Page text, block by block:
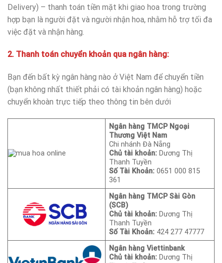
Delivery) – thanh toán tiền mặt khi giao hoa trong trường
hợp bạn là người đặt và người nhận hoa, nhằm hỗ trợ tối đa
việc đặt và nhận hàng.
2. Thanh toán chuyển khoản qua ngân hàng:
Bạn đến bất kỳ ngân hàng nào ở Việt Nam để chuyển tiền
(bạn không nhất thiết phải có tài khoản ngân hàng) hoặc
chuyển khoàn trực tiếp theo thông tin bên dưới
Ngân hàng TMCP Ngoại
Thương Việt Nam
Chi nhánh Đà Nẵng
Chủ tài khoản: Dương Thị
Thanh Tuyền
Số Tài Khoản: 0651 000 815
361
Ngân hàng TMCP Sài Gòn
(SCB)
Chủ tài khoản: Dương Thị
Thanh Tuyền
Số Tài Khoản: 424 277 47777
Ngân hàng Viettinbank
Chủ tài khoản: Dương Thị